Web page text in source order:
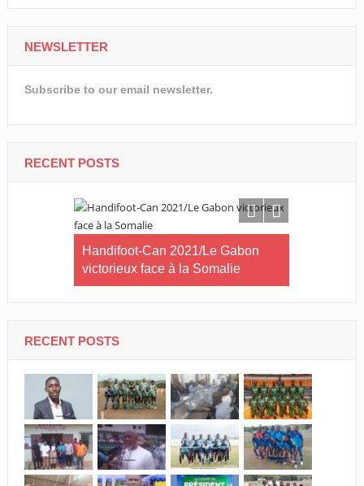
NEWSLETTER
Subscribe to our email newsletter.
RECENT POSTS
Handifoot-Can 2021/Le Gabon
victorieux face à la Somalie
RECENT POSTS